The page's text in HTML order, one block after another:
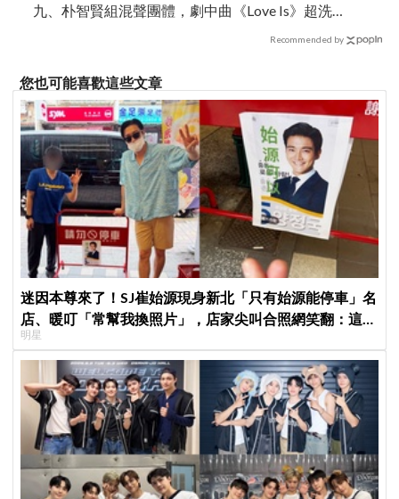
九、朴智賢組混聲團體，劇中曲《Love Is》超洗
Recommended by
您也可能喜歡這些文章
迷因本尊來了！SJ崔始源現身新北「只有始源能停車」名
店、暖叮「常幫我換照片」，店家尖叫合照網笑翻：這輩
子不能脫粉了
明星